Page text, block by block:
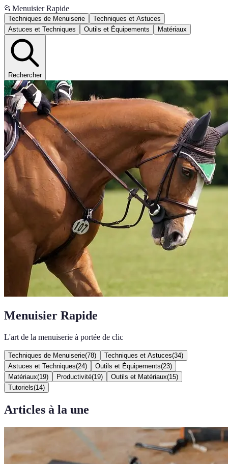
📂 Menuisier Rapide
Techniques de Menuiserie
Techniques et Astuces
Astuces et Techniques
Outils et Équipements Matériaux
Rechercher
Menuisier Rapide
L'art de la menuiserie à portée de clic
Techniques de Menuiserie(78) Techniques et Astuces(34)
Astuces et Techniques(24) Outils et Équipements(23)
Matériaux(19) Productivité(19) Outils et Matériaux(15)
Tutoriels(14)
Articles à la une